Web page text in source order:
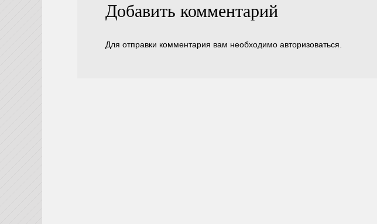
Добавить комментарий
Для отправки комментария вам необходимоавторизоваться